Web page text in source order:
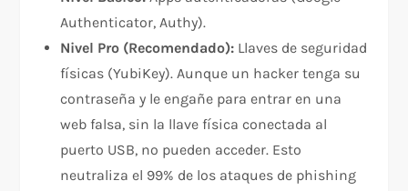
Authenticator, Authy).
Nivel Pro (Recomendado): Llaves de seguridad
físicas (YubiKey). Aunque un hacker tenga su
contraseña y le engañe para entrar en una
web falsa, sin la llave física conectada al
puerto USB, no pueden acceder. Esto
neutraliza el 99% de los ataques de phishing